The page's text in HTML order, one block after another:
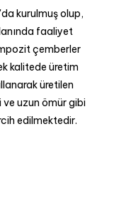
kurulmuş olup,
faaliyet
çemberler
kalitede üretim
üretilen
ve uzun ömür gibi
edilmektedir.